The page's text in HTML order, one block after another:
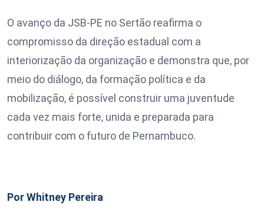
O avanço da JSB-PE no Sertão reafirma o
compromisso da direção estadual com a
interiorização da organização e demonstra que, por
meio do diálogo, da formação política e da
mobilização, é possível construir uma juventude
cada vez mais forte, unida e preparada para
contribuir com o futuro de Pernambuco.
Por Whitney Pereira